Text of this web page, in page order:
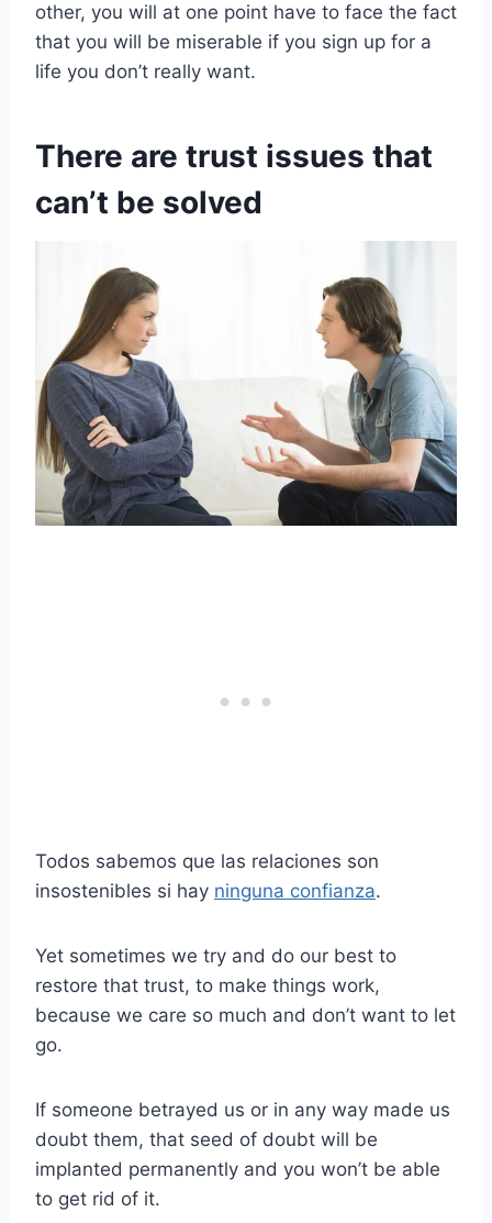
other, you will at one point have to face the fact
that you will be miserable if you sign up for a
life you don’t really want.
There are trust issues that
can’t be solved
Todos sabemos que las relaciones son
insostenibles si hay ninguna confianza.
Yet sometimes we try and do our best to
restore that trust, to make things work,
because we care so much and don’t want to let
go.
If someone betrayed us or in any way made us
doubt them, that seed of doubt will be
implanted permanently and you won’t be able
to get rid of it.